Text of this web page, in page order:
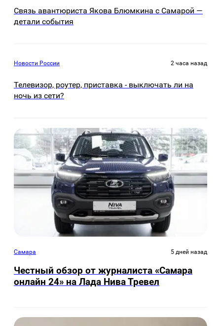
Связь авантюриста Якова Блюмкина с Самарой —
детали события
Новости России 2 часа назад
Телевизор, роутер, приставка - выключать ли на
ночь из сети?
Самара 5 дней назад
Честный обзор от журналиста «Самара
онлайн 24» на Лада Нива Тревел